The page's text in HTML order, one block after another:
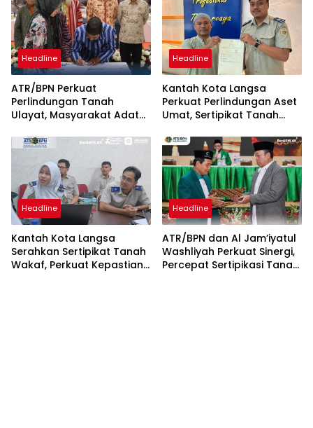
Headline
ATR/BPN Perkuat
Perlindungan Tanah
Ulayat, Masyarakat Adat
Tanpa Paksaan Sertipikasi
Headline
Kantah Kota Langsa
Perkuat Perlindungan Aset
Umat, Sertipikat Tanah
Gampong Karang Anyar
Headline
Kantah Kota Langsa
Serahkan Sertipikat Tanah
Wakaf, Perkuat Kepastian
Headline
ATR/BPN dan Al Jam’iyatul
Washliyah Perkuat Sinergi,
Percepat Sertipikasi Tanah